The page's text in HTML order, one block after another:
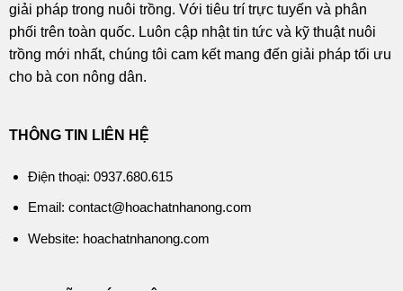
giải pháp trong nuôi trồng. Với tiêu trí trực tuyến và phân
phối trên toàn quốc. Luôn cập nhật tin tức và kỹ thuật nuôi
trồng mới nhất, chúng tôi cam kết mang đến giải pháp tối ưu
cho bà con nông dân.
THÔNG TIN LIÊN HỆ
Điện thoại: 0937.680.615
Email: contact@hoachatnhanong.com
Website: hoachatnhanong.com